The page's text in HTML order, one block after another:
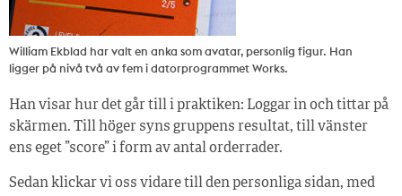
William Ekblad har valt en anka som avatar, personlig figur. Han
ligger på nivå två av fem i datorprogrammet Works.
Han visar hur det går till i praktiken: Loggar in och tittar på
skärmen. Till höger syns gruppens resultat, till vänster
ens eget ”score” i form av antal orderrader.
Sedan klickar vi oss vidare till den personliga sidan, med